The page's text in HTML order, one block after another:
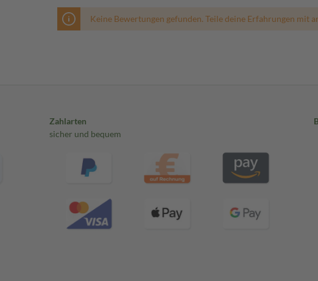
Keine Bewertungen gefunden. Teile deine Erfahrungen mit
Zahlarten
sicher und bequem